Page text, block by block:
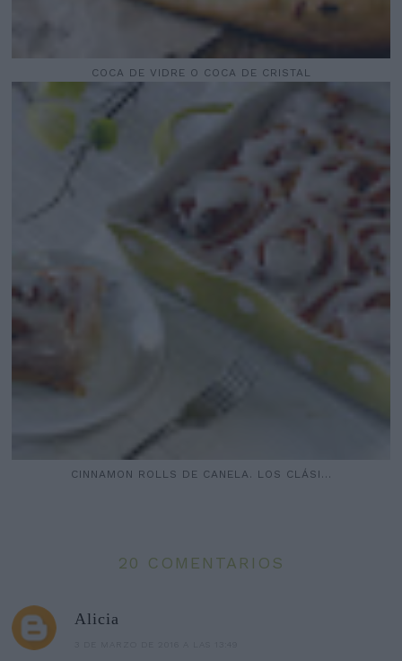
COCA DE VIDRE O COCA DE CRISTAL
CINNAMON ROLLS DE CANELA. LOS CLÁSI...
20 COMENTARIOS
Alicia